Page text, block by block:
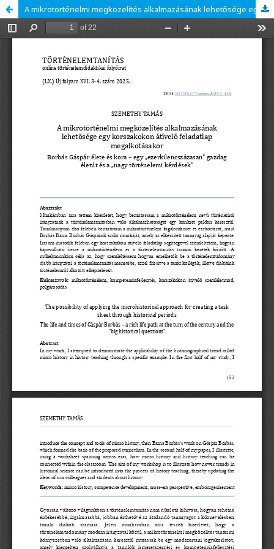
A mikrotörténelmi megközelítés alkalmazásának lehetősége egy korszakokon átívelő feladatlap megalkotásakor